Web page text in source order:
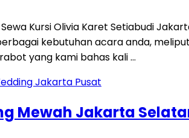
Kursi Olivia Karet Setiabudi
kebutuhan acara anda,
yang kami bahas kali …
Mewah Jakarta